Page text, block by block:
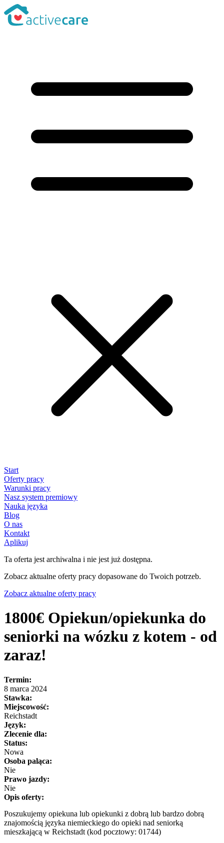
Start
Oferty pracy
Warunki pracy
Nasz system premiowy
Nauka języka
Blog
O nas
Kontakt
Aplikuj
Ta oferta jest archiwalna i nie jest już dostępna.
Zobacz aktualne oferty pracy dopasowane do Twoich potrzeb.
Zobacz aktualne oferty pracy
1800€ Opiekun/opiekunka do
seniorki na wózku z kotem - od
zaraz!
Termin:
8 marca 2024
Stawka:
Miejscowość:
Reichstadt
Język:
Zlecenie dla:
Status:
Nowa
Osoba paląca:
Nie
Prawo jazdy:
Nie
Opis oferty:
Poszukujemy opiekuna lub opiekunki z dobrą lub bardzo dobrą
znajomością języka niemieckiego do opieki nad seniorką
mieszkającą w Reichstadt (kod pocztowy: 01744)